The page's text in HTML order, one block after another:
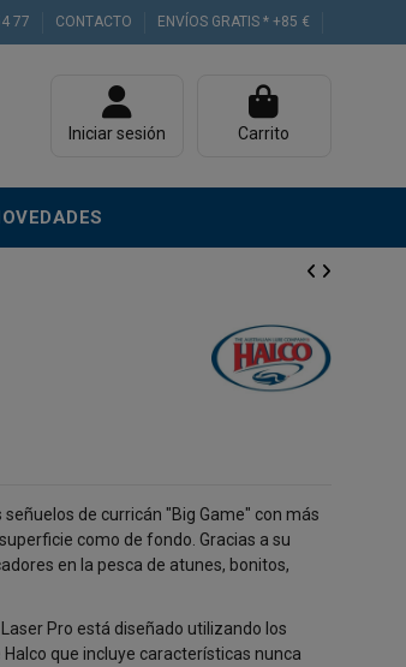
77 CONTACTO ENVÍOS GRATIS * +85 €
Iniciar sesión Carrito
señuelos de curricán "Big Game" con más
como de fondo. Gracias a su
en la pesca de atunes, bonitos,
Pro está diseñado utilizando los
que incluye características nunca